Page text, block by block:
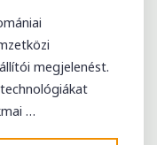
megjelenést.
…